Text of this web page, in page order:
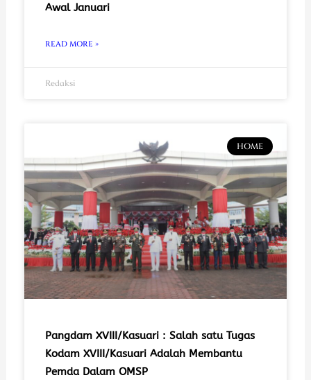
Awal Januari
READ MORE »
Redaksi
HOME
Pangdam XVIII/Kasuari : Salah satu Tugas
Kodam XVIII/Kasuari Adalah Membantu
Pemda Dalam OMSP